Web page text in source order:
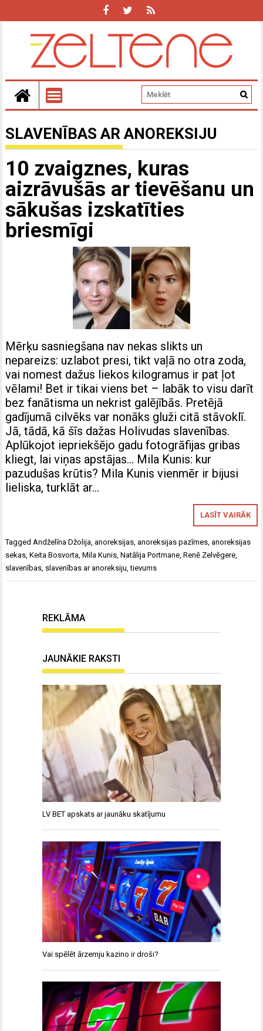
SLAVENĪBAS AR ANOREKSIJU
10 zvaigznes, kuras
aizrāvušās ar tievēšanu un
sākušas izskatīties
briesmīgi
Mērķu sasniegšana nav nekas slikts un
nepareizs: uzlabot presi, tikt vaļā no otra zoda,
vai nomest dažus liekos kilogramus ir pat ļot
vēlami! Bet ir tikai viens bet – labāk to visu darīt
bez fanātisma un nekrist galējībās. Pretējā
gadījumā cilvēks var nonāks gluži citā stāvoklī.
Jā, tādā, kā šīs dažas Holivudas slavenības.
Aplūkojot iepriekšējo gadu fotogrāfijas gribas
kliegt, lai viņas apstājas… Mila Kunis: kur
pazudušas krūtis? Mila Kunis vienmēr ir bijusi
lieliska, turklāt ar…
LASĪT VAIRĀK
Tagged Andželīna Džolija ,anoreksijas ,anoreksijas pazīmes ,anoreksijas
sekas ,Keita Bosvorta ,Mila Kunis ,Natālija Portmane ,Renē Zelvēgere
slavenības slavenības ar anoreksiju ,tievums
REKLĀMA
JAUNĀKIE RAKSTI
LV BET apskats ar jaunāku skatījumu
Vai spēlēt ārzemju kazino ir droši?